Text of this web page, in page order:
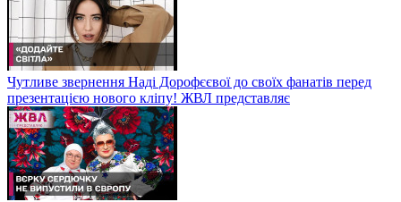
Чутливе звернення Наді Дорофєєвої до своїх фанатів перед
презентацією нового кліпу! ЖВЛ представляє